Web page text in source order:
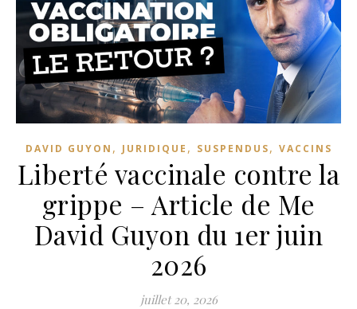
DAVID GUYON , JURIDIQUE , SUSPENDUS, VACCINS
Liberté vaccinale contre la
grippe – Article de Me
David Guyon du 1er juin
2026
juillet 20, 2026